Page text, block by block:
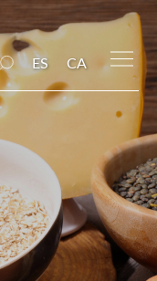
ES CA